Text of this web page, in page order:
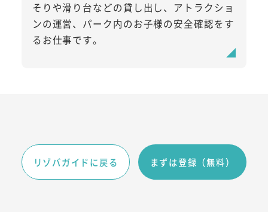
そりや滑り台などの貸し出し、アトラクショ
ンの運営、パーク内のお子様の安全確認をす
るお仕事です。
リゾバガイドに戻る まずは登録（無料）